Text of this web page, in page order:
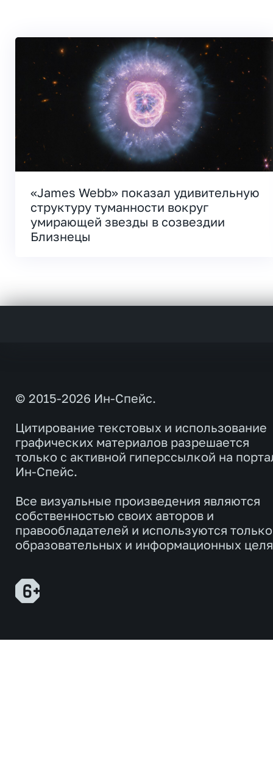
«James Webb» показал удивительную
структуру туманности вокруг
умирающей звезды в созвездии
Близнецы
© 2015-2026 Ин-Спейс.
Цитирование текстовых и использование
графических материалов разрешается
только с активной гиперссылкой на
Ин-Спейс.
Все визуальные произведения являются
собственностью своих авторов и
правообладателей и используются
образовательных и информационных